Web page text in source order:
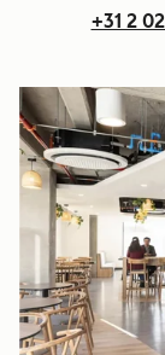
+31 2